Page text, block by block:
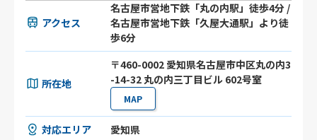
アクセス
名古屋市営地下鉄「丸の内駅」徒歩4分 /
名古屋市営地下鉄「久屋大通駅」より徒
歩6分
所在地
〒460-0002 愛知県名古屋市中区丸の内3
-14-32 丸の内三丁目ビル 602号室
MAP
対応エリア 愛知県